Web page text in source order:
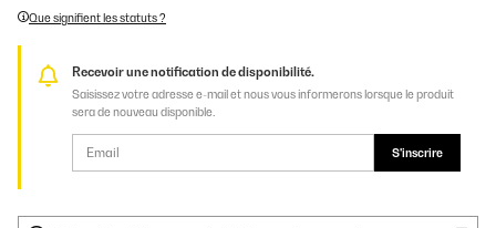
Que signifient les statuts ?
Recevoir une notification de disponibilité.
Saisissez votre adresse e-mail et nous vous informerons lorsque le produit
sera de nouveau disponible.
S'inscrire